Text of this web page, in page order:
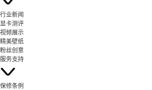
行业新闻
显卡测评
视频展示
精美壁纸
粉丝创意
服务支持
保修条例